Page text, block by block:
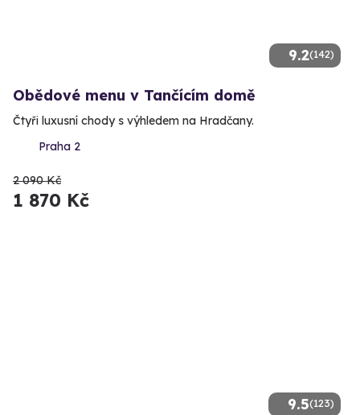
9.2(142)
Obědové menu v Tančícím domě
Čtyři luxusní chody s výhledem na Hradčany.
Praha 2
2 090 Kč
1 870 Kč
9.5(123)